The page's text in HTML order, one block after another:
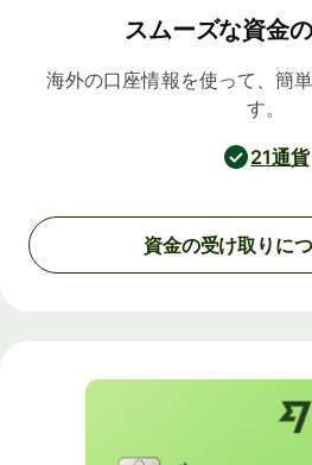
スムーズな資金
海外の口座情報を使って、簡
す。
21通貨
資金の受け取りに